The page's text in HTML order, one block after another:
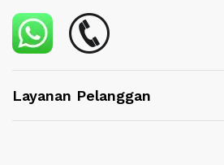
Layanan Pelanggan